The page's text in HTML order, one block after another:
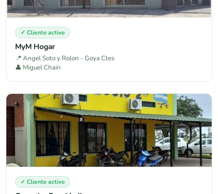
✓ Cliente activo
MyM Hogar
📍 Angel Soto y Rolon - Goya Ctes
👤 Miguel Chain
✓ Cliente activo